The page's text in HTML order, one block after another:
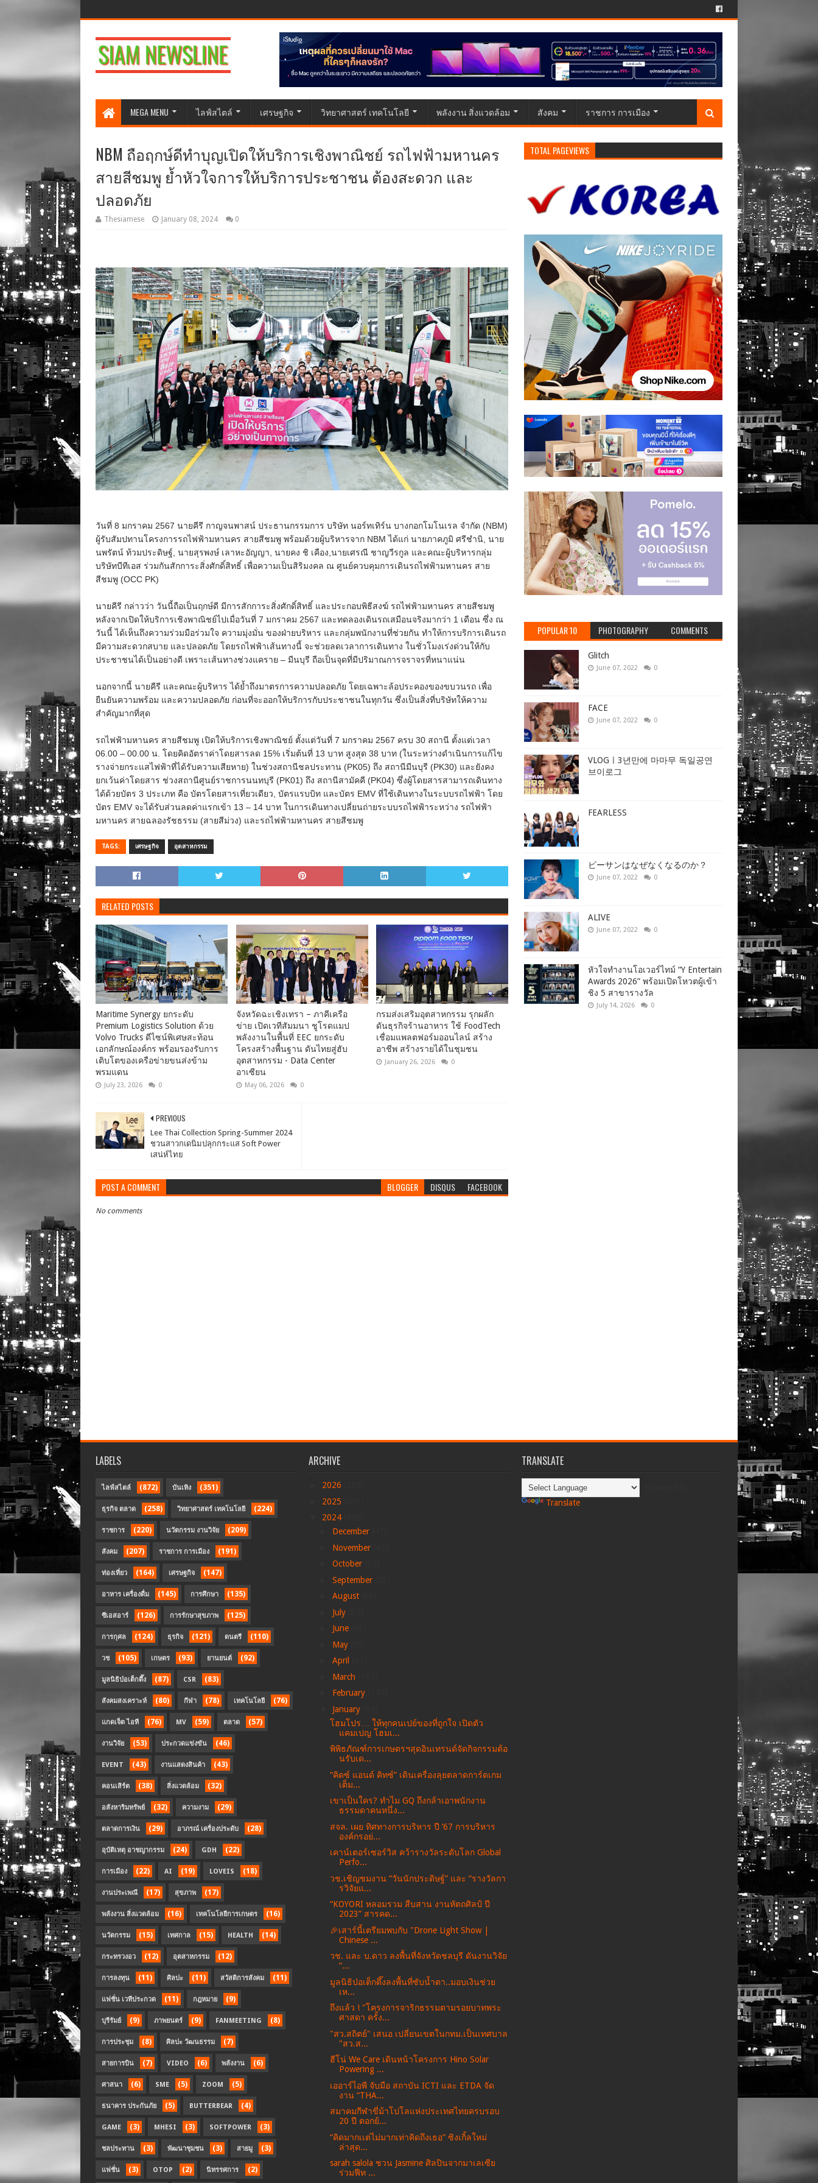
MEGA MENU ไลฟ์สไตล์ เศรษฐกิจ วิทยาศาสตร์ เทคโนโลยี พลังงาน สิ่งแวดล้อม สังคม ราชการ การเมือง
NBM ถือฤกษ์ดีทำบุญเปิดให้บริการเชิงพาณิชย์ รถไฟฟ้ามหานคร
สายสีชมพู ย้ำหัวใจการให้บริการประชาชน ต้องสะดวก และ
ปลอดภัย
Thesiamese January 08, 2024 0
วันที่ 8 มกราคม 2567 นายคีรี กาญจนพาสน์ ประธานกรรมการ บริษัท นอร์ทเทิร์น บางกอกโมโนเรล จำกัด (NBM)
ผู้รับสัมปทานโครงการรถไฟฟ้ามหานคร สายสีชมพู พร้อมด้วยผู้บริหารจาก NBM ได้แก่ นายภาคภูมิ ศรีชำนิ, นาย
นพรัตน์ ท้วมประดิษฐ์, นายสุรพงษ์ เลาหะอัญญา, นายคง ชิ เคือง,นายเศรณี ชาญวีรกูล และคณะผู้บริหารกลุ่ม
บริษัทบีทีเอส ร่วมกันสักการะสิ่งศักดิ์สิทธิ์ เพื่อความเป็นสิริมงคล ณ ศูนย์ควบคุมการเดินรถไฟฟ้ามหานคร สาย
สีชมพู (OCC PK)
นายคีรี กล่าวว่า วันนี้ถือเป็นฤกษ์ดี มีการสักการะสิ่งศักดิ์สิทธิ์ และประกอบพิธีสงฆ์ รถไฟฟ้ามหานคร สายสีชมพู
หลังจากเปิดให้บริการเชิงพาณิชย์ไปเมื่อวันที่ 7 มกราคม 2567 และทดลองเดินรถเสมือนจริงมากว่า 1 เดือน ซึ่ง ณ
วันนี้ ได้เห็นถึงความร่วมมือร่วมใจ ความมุ่งมั่น ของฝ่ายบริหาร และกลุ่มพนักงานที่ช่วยกัน ทำให้การบริการเดินรถ
มีความสะดวกสบาย และปลอดภัย โดยรถไฟฟ้าเส้นทางนี้ จะช่วยลดเวลาการเดินทาง ในชั่วโมงเร่งด่วนให้กับ
ประชาชนได้เป็นอย่างดี เพราะเส้นทางช่วงแคราย – มีนบุรี ถือเป็นจุดที่มีปริมาณการจราจรที่หนาแน่น
นอกจากนี้ นายคีรี และคณะผู้บริหาร ได้ย้ำถึงมาตรการความปลอดภัย โดยเฉพาะล้อประคองของขบวนรถ เพื่อ
ยืนยันความพร้อม และความปลอดภัย ก่อนที่จะออกให้บริการกับประชาชนในทุกวัน ซึ่งเป็นสิ่งที่บริษัทให้ความ
สำคัญมากที่สุด
รถไฟฟ้ามหานคร สายสีชมพู เปิดให้บริการเชิงพาณิชย์ ตั้งแต่วันที่ 7 มกราคม 2567 ครบ 30 สถานี ตั้งแต่เวลา
06.00 – 00.00 น. โดยคิดอัตราค่าโดยสารลด 15% เริ่มต้นที่ 13 บาท สูงสุด 38 บาท (ในระหว่างดำเนินการแก้ไข
รางจ่ายกระแสไฟฟ้าที่ได้รับความเสียหาย) ในช่วงสถานีชลประทาน (PK05) ถึง สถานีมีนบุรี (PK30) และยังคง
ยกเว้นค่าโดยสาร ช่วงสถานีศูนย์ราชการนนทบุรี (PK01) ถึง สถานีสามัคคี (PK04) ซึ่งผู้โดยสารสามารถเดินทาง
ได้ด้วยบัตร 3 ประเภท คือ บัตรโดยสารเที่ยวเดียว, บัตรแรบบิท และบัตร EMV ที่ใช้เดินทางในระบบรถไฟฟ้า โดย
บัตร EMV จะได้รับส่วนลดค่าแรกเข้า 13 – 14 บาท ในการเดินทางเปลี่ยนถ่ายระบบรถไฟฟ้าระหว่าง รถไฟฟ้า
มหานคร สายฉลองรัชธรรม (สายสีม่วง) และรถไฟฟ้ามหานคร สายสีชมพู
TAGS: เศรษฐกิจ อุตสาหกรรม
RELATED POSTS
Maritime Synergy ยกระดับ
Premium Logistics Solution ด้วย
Volvo Trucks ดีไซน์พิเศษสะท้อน
เอกลักษณ์องค์กร พร้อมรองรับการ
เติบโตของเครือข่ายขนส่งข้าม
พรมแดน
July 23, 2026 0
จังหวัดฉะเชิงเทรา – ภาคีเครือ
ข่าย เปิดเวทีสัมมนา ชูโรดแมป
พลังงานในพื้นที่ EEC ยกระดับ
โครงสร้างพื้นฐาน ดันไทยสู่ฮับ
อุตสาหกรรม - Data Center
อาเซียน
May 06, 2026 0
กรมส่งเสริมอุตสาหกรรม รุกผลัก
ดันธุรกิจร้านอาหาร ใช้ FoodTech
เชื่อมแพลตฟอร์มออนไลน์ สร้าง
อาชีพ สร้างรายได้ในชุมชน
January 26, 2026 0
PREVIOUS
Lee Thai Collection Spring-Summer 2024
ชวนสาวกเดนิมปลุกกระแส Soft Power
เสน่ห์ไทย
POST A COMMENT BLOGGER DISQUS FACEBOOK
No comments
TOTAL PAGEVIEWS
POPULAR 10 PHOTOGRAPHY COMMENTS
Glitch
June 07, 2022 0
FACE
June 07, 2022 0
VLOGㅣ3년만에 마마무 독일공연
브이로그
FEARLESS
ビーサンはなぜなくなるのか？
June 07, 2022 0
ALIVE
June 07, 2022 0
หัวใจทำงานโอเวอร์ไทม์ “Y Entertain
Awards 2026” พร้อมเปิดโหวตผู้เข้า
ชิง 5 สาขารางวัล
July 14, 2026 0
LABELS
ไลฟ์สไตล์ (872) บันเทิง (351)
ธุรกิจ ตลาด (258) วิทยาศาสตร์ เทคโนโลยี (224)
ราชการ (220) นวัตกรรม งานวิจัย (209)
สังคม (207) ราชการ การเมือง (191)
ท่องเที่ยว (164) เศรษฐกิจ (147)
อาหาร เครื่องดื่ม (145) การศึกษา (135)
ซีเอสอาร์ (126) การรักษาสุขภาพ (125)
การกุศล (124) ธุรกิจ (121) ดนตรี (110)
วช (105) เกษตร (93) ยานยนต์ (92)
มูลนิธิป่อเต็กตึ๊ง (87) CSR (83)
สังคมสงเคราะห์ (80) กีฬา (78) เทคโนโลยี (76)
แกดเจ็ต ไอที (76) MV (59) ตลาด (57)
งานวิจัย (53) ประกวดแข่งขัน (46)
EVENT (43) งานแสดงสินค้า (43)
คอนเสิร์ต (38) สิ่งแวดล้อม (32)
อสังหาริมทรัพย์ (32) ความงาม (29)
ตลาดการเงิน (29) อาภรณ์ เครื่องประดับ (28)
อุบัติเหตุ อาชญากรรม (24) GDH (22)
การเมือง (22) AI (19) LOVEIS (18)
งานประเพณี (17) สุขภาพ (17)
พลังงาน สิ่งแวดล้อม (16) เทคโนโลยีการเกษตร (16)
นวัตกรรม (15) เทศกาล (15) HEALTH (14)
กระทรวงอว (12) อุตสาหกรรม (12)
การลงทุน (11) ศิลปะ (11) สวัสดิการสังคม (11)
แฟชั่น เวทีประกวด (11) กฎหมาย (9)
บุรีรัมย์ (9) ภาพยนตร์ (9) FANMEETING (8)
การประชุม (8) ศิลปะ วัฒนธรรม (7)
สายการบิน (7) VIDEO (6) พลังงาน (6)
ศาสนา (6) SME (5) ZOOM (5)
ธนาคาร ประกันภัย (5) BUTTERBEAR (4)
GAME (3) MHESI (3) SOFTPOWER (3)
ชลประทาน (3) พัฒนาชุมชน (3) สายมู (3)
แฟชั่น (3) OTOP (2) นิทรรศการ (2)
ARCHIVE
2026
2025
2024
December
November
October
September
August
July
June
May
April
March
February
January
โฮมโปร… ให้ทุกคนเปย์ของที่ถูกใจ เปิดตัว
แคมเปญ โฮมเ...
พิพิธภัณฑ์การเกษตรฯสุดอินเทรนด์จัดกิจกรรมต้อ
นรับเด...
“คิดซ์ แอนด์ คิทซ์” เดินเครื่องลุยตลาดการ์ดเกม
เต็ม...
เขาเป็นใคร? ทำไม GQ ถึงกล้าเอาพนักงาน
ธรรมดาคนหนึ่ง...
สจล. เผย ทิศทางการบริหาร ปี ’67 การบริหาร
องค์กรอย่...
เคาน์เตอร์เซอร์วิส คว้ารางวัลระดับโลก Global
Perfo...
วช.เชิญชมงาน “วันนักประดิษฐ์” และ “รางวัลกา
รวิจัยแ...
“KOYORI หลอมรวม สืบสาน งานหัตถศิลป์ ปี
2023” สารคด...
🎉เสาร์นี้เตรียมพบกับ "Drone Light Show |
Chinese ...
วช. และ บ.ดาว ลงพื้นที่จังหวัดชลบุรี ดันงานวิจัย
“...
มูลนิธิป่อเต็กตึ๊งลงพื้นที่ซับน้ำตา..มอบเงินช่วย
เห...
ถึงแล้ว ! "โครงการจาริกธรรมตามรอยบาทพระ
ศาสดา ครั้ง...
"สว.สถิตย์" เสนอ เปลี่ยนเขตในกทม.เป็นเทศบาล
"สว.ส...
ฮีโน่ We Care เดินหน้าโครงการ Hino Solar
Powering ...
เออาร์ไอพี จับมือ สถาบัน ICTI และ ETDA จัด
งาน “THA...
สมาคมกีฬาขี่ม้าโปโลแห่งประเทศไทยครบรอบ
20 ปี ตอกย้...
“คิดมากเเต่ไม่มากเท่าคิดถึงเธอ” ซิงเกิ้ลใหม่
ล่าสุด...
sarah salola ชวน Jasmine ศิลปินจากมาเลเซีย
ร่วมฟีท ...
TRANSLATE
Translate